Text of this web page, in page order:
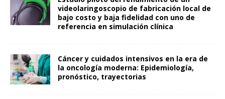
videolaringoscopio de fabricación local de
bajo costo y baja fidelidad con uno de
referencia en simulación clínica
Cáncer y cuidados intensivos en la era de
la oncología moderna: Epidemiología,
pronóstico, trayectorias